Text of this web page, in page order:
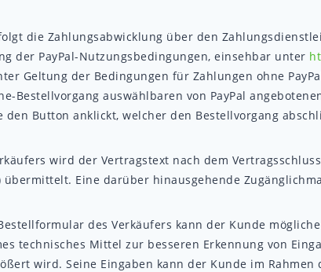
die Zahlungsabwicklung über den
der PayPal-Nutzungsbedingungen, einsehbar unter
Geltung der Bedingungen für Zahlungen ohne
Bestellvorgang auswählbaren von PayPal
Button anklickt, welcher den Bestellvorgang
wird der Vertragstext nach dem
Eine darüber hinausgehende
des Verkäufers kann der Kunde
technisches Mittel zur besseren Erkennung von
wird. Seine Eingaben kann der Kunde im